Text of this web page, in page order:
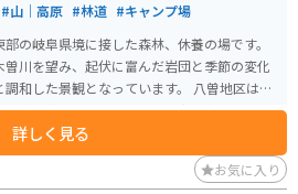
#山｜高原 #林道 #キャンプ場
の岐阜県境に接した森林、休養の場です。
川を望み、起伏に富んだ岩団と季節の変化
和した景観となっています。 八曽地区は、
陵地帯を形成しています。森の中には五条
が見られる渓流と、天狗岩と呼ばれる奇岩な
できます。
詳しく見る
お気に入り